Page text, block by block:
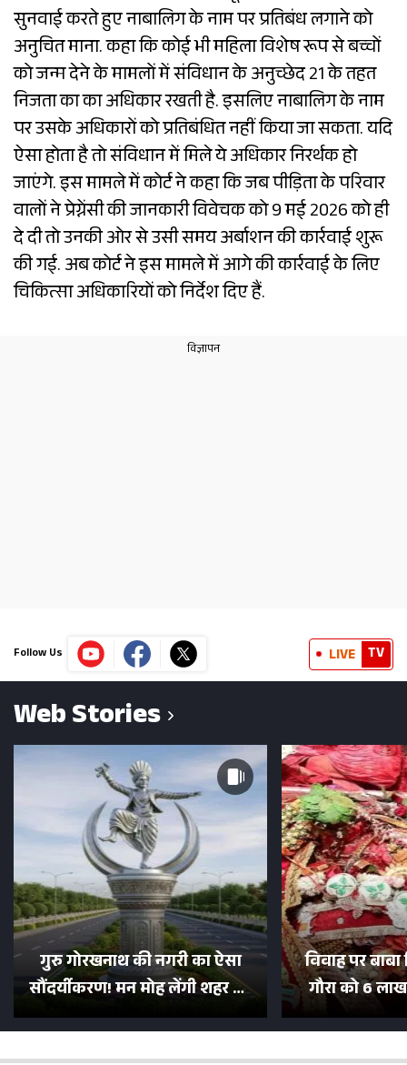
सुनवाई करते हुए नाबालिग के नाम पर प्रतिबंध लगाने को
अनुचित माना. कहा कि कोई भी महिला विशेष रूप से बच्चों
को जन्म देने के मामलों में संविधान के अनुच्छेद 21 के तहत
निजता का का अधिकार रखती है. इसलिए नाबालिग के नाम
पर उसके अधिकारों को प्रतिबंधित नहीं किया जा सकता. यदि
ऐसा होता है तो संविधान में मिले ये अधिकार निरर्थक हो
जाएंगे. इस मामले में कोर्ट ने कहा कि जब पीड़िता के परिवार
वालों ने प्रेग्नेंसी की जानकारी विवेचक को 9 मई 2026 को ही
दे दी तो उनकी ओर से उसी समय अर्बाशन की कार्रवाई शुरू
की गई. अब कोर्ट ने इस मामले में आगे की कार्रवाई के लिए
चिकित्सा अधिकारियों को निर्देश दिए हैं.
Follow Us LIVE TV
Web Stories
गुरु गोरखनाथ की नगरी का ऐसा
सौंदर्यीकरण! मन मोह लेंगी शहर की
सड़कें; देखें Photos
विवाह पर
गौरा को 6
500 भक्तों